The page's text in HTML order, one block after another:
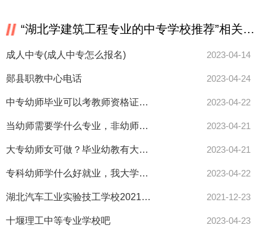
“湖北学建筑工程专业的中专学校推荐”相关推荐
成人中专(成人中专怎么报名) 2023-04-14
郧县职教中心电话 2023-04-24
中专幼师毕业可以考教师资格证吗，初三学习不好学学前教育有用吗？ 2023-04-22
当幼师需要学什么专业，非幼师专业想考幼师资格证好考吗？ 2023-04-21
大专幼师女可做？毕业幼教有大专证可考小学教师资格证吗？需备啥？ 2023-04-21
专科幼师学什么好就业，我大学学的专业是学前教育专业，可是毕业了找工作好难啊？ 2023-04-22
湖北汽车工业实验技工学校2021年学费 2021-12-23
十堰理工中等专业学校吧 2023-04-23